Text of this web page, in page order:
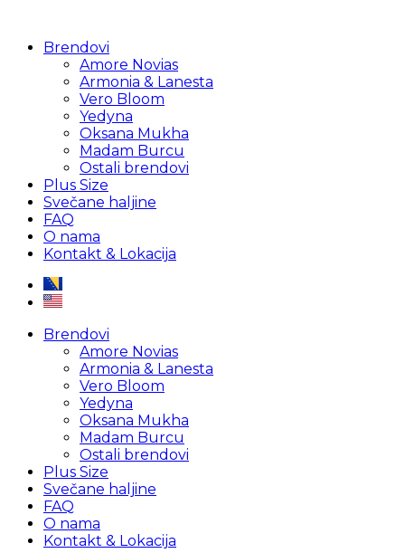
Brendovi
Amore Novias
Armonia & Lanesta
Vero Bloom
Yedyna
Oksana Mukha
Madam Burcu
Ostali brendovi
Plus Size
Svečane haljine
FAQ
O nama
Kontakt & Lokacija
Brendovi
Amore Novias
Armonia & Lanesta
Vero Bloom
Yedyna
Oksana Mukha
Madam Burcu
Ostali brendovi
Plus Size
Svečane haljine
FAQ
O nama
Kontakt & Lokacija